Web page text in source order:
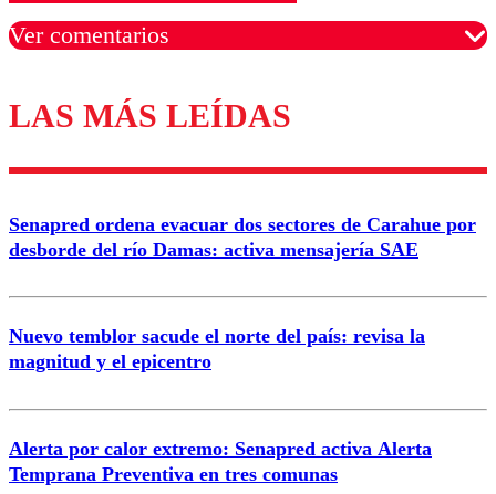
Ver comentarios
Los comentarios son moderados para garantizar un
diálogo respetuoso.
Correo
LAS MÁS LEÍDAS
Senapred ordena evacuar dos sectores de Carahue por
desborde del río Damas: activa mensajería SAE
Nuevo temblor sacude el norte del país: revisa la
magnitud y el epicentro
Alerta por calor extremo: Senapred activa Alerta
Temprana Preventiva en tres comunas